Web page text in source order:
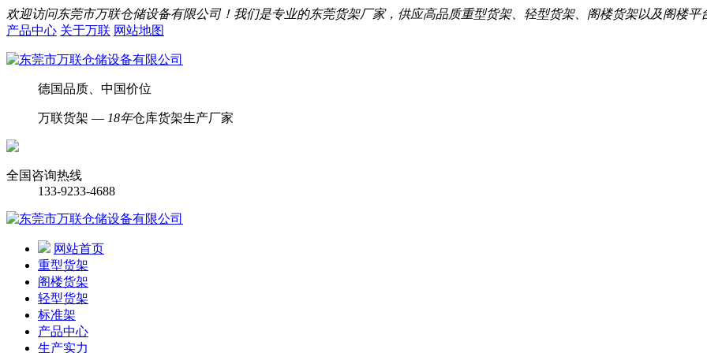
欢迎访问东莞市万联仓储设备有限公司！我们是专业的东莞货架厂家，供应高品质重型货架、轻型货架、阁楼货架以及阁楼平
产品中心 关于万联 网站地图
德国品质、中国价位
万联货架 — 18年仓库货架生产厂家
全国咨询热线
133-9233-4688
网站首页
重型货架
阁楼货架
轻型货架
标准架
产品中心
生产实力